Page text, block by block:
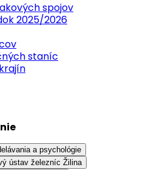
spojov
2025/2026
staníc
a psychológie
ústav železníc Žilina